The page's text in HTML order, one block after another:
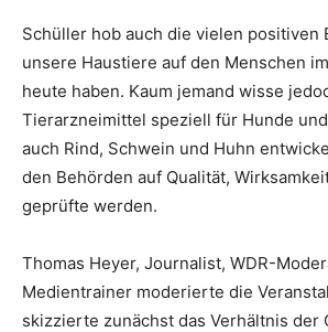
Schüller hob auch die vielen positiven
unsere Haustiere auf den Menschen
heute haben. Kaum jemand wisse
Tierarzneimittel speziell für Hunde
auch Rind, Schwein und Huhn
den Behörden auf Qualität,
geprüfte werden.
Thomas Heyer, Journalist, WDR-
Medientrainer moderierte die
skizzierte zunächst das Verhältnis der